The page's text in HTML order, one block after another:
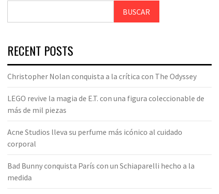
BUSCAR
RECENT POSTS
Christopher Nolan conquista a la crítica con The Odyssey
LEGO revive la magia de E.T. con una figura coleccionable de
más de mil piezas
Acne Studios lleva su perfume más icónico al cuidado
corporal
Bad Bunny conquista París con un Schiaparelli hecho a la
medida